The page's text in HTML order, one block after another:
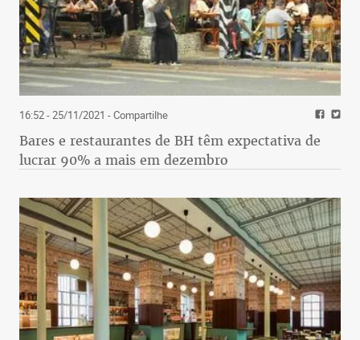
16:52 - 25/11/2021 - Compartilhe
Bares e restaurantes de BH têm expectativa de
lucrar 90% a mais em dezembro